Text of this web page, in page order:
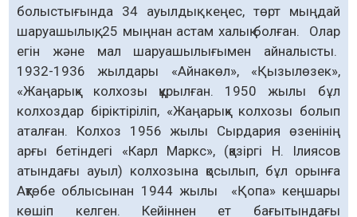
болыстығында 34 ауылдық кеңес, төрт мыңдай
шаруашылық, 25 мыңнан астам халық болған. Олар
егін және мал шаруашылығымен айналысты.
1932-1936 жылдары «Айнакөл», «Қызылөзек»,
«Жаңарық» колхозы құрылған. 1950 жылы бұл
колхоздар біріктіріліп, «Жаңарық» колхозы болып
аталған. Колхоз 1956 жылы Сырдария өзенінің
арғы бетіндегі «Карл Маркс», (қазіргі Н. Ілиясов
атындағы ауыл) колхозына қосылып, бұл орынға
Ақтөбе облысынан 1944 жылы «Қопа» кеңшары
кө­шіп келген. Кейіннен ет бағытындағы